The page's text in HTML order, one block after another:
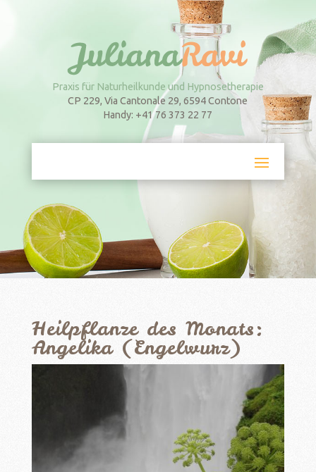
Praxis für Naturheilkunde und Hypnosetherapie
CP 229, Via Cantonale 29, 6594 Contone
Handy: +41 76 373 22 77
Heilpflanze des Monats:
Angelika (Engelwurz)